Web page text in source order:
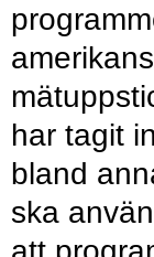
har tagit
bland
ska